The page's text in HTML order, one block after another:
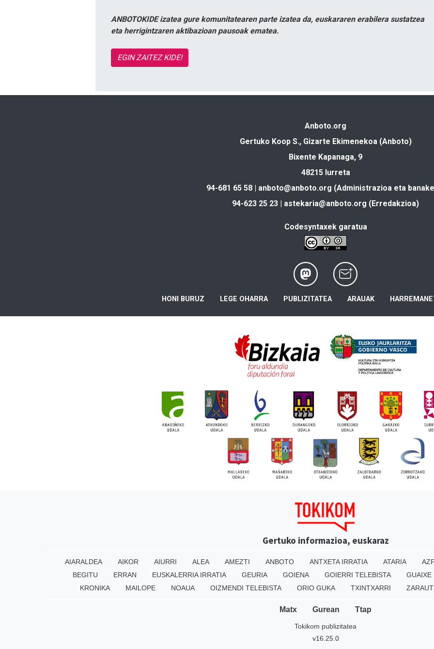
ANBOTOKIDE izatea gure komunitatearen parte izatea da, euskararen erabilera sustatzea
eta herrigintzaren aktibazioan pausoak ematea.
EGIN ZAITEZ KIDE!
Anboto.org
Gertuko Koop S., Gizarte Ekimenekoa (Anboto)
Bixente Kapanaga, 9
48215 Iurreta
94-681 65 58 | anboto@anboto.org (Administrazioa eta
94-623 25 23 | astekaria@anboto.org (Erredakzioa)
Codesyntaxek garatua
HONI BURUZ LEGE OHARRA PUBLIZITATEA ARAUAK
Gertuko informazioa, euskaraz
AIARALDEA AIKOR AIURRI ALEA AMEZTI ANBOTO ANTXETA IRRATIA ATARIA
BEGITU
ERRAN EUSKALERRIA IRRATIA GEURIA GOIENA GOIERRI TELEBISTA
GUAIXE
KRONIKA
MAILOPE NOAUA OIZMENDI TELEBISTA ORIO GUKA TXINTXARRI
Matx Gurean Ttap
Tokikom publizitatea
v16.25.0